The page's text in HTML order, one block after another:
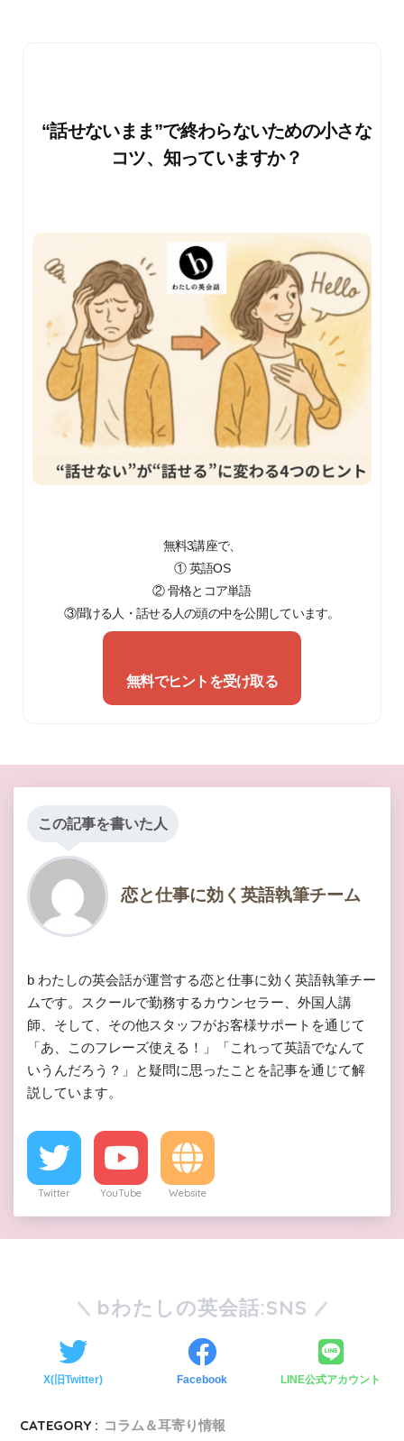
“話せないまま”で終わらないための小さな
コツ、知っていますか？
無料3講座で、
① 英語OS
② 骨格とコア単語
③聞ける人・話せる人の頭の中を公開しています。
無料でヒントを受け取る
この記事を書いた人
恋と仕事に効く英語執筆チーム
b わたしの英会話が運営する恋と仕事に効く英語執筆チー
ムです。スクールで勤務するカウンセラー、外国人講
師、そして、その他スタッフがお客様サポートを通じて
「あ、このフレーズ使える！」「これって英語でなんて
いうんだろう？」と疑問に思ったことを記事を通じて解
説しています。
Twitter YouTube Website
bわたしの英会話:SNS
X(旧Twitter) Facebook LINE公式アカウント
CATEGORY : コラム＆耳寄り情報